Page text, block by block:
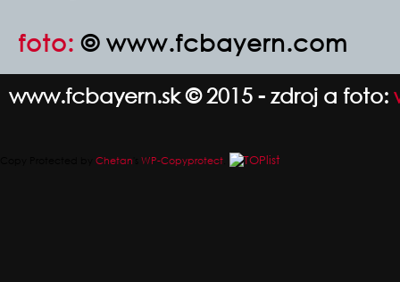
foto: © www.fcbayern.com
www.fcbayern.sk © 2015 - zdroj a foto:
Chetan WP-Copyprotect